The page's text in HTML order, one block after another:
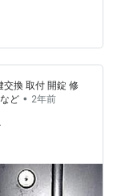
介させていた
ありますの
。。。） ＊＊
ナのまち」逆
お…
換 取付 開錠 修
ど • 2年前